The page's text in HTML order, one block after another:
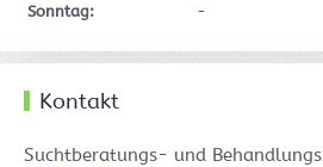
Sonntag:
-
Kontakt
Suchtberatungs- und